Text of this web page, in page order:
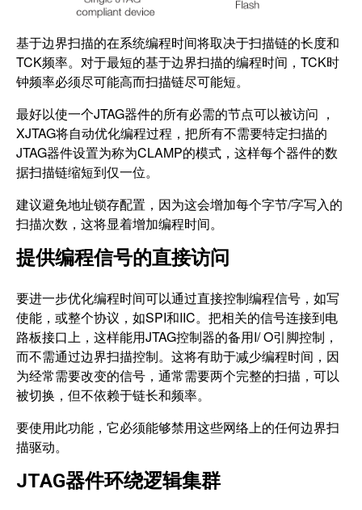
基于边界扫描的在系统编程时间将取决于扫描链的长度和
TCK频率。对于最短的基于边界扫描的编程时间，TCK时
钟频率必须尽可能高而扫描链尽可能短。
最好以使一个JTAG器件的所有必需的节点可以被访问 ，
XJTAG将自动优化编程过程，把所有不需要特定扫描的
JTAG器件设置为称为CLAMP的模式，这样每个器件的数
据扫描链缩短到仅一位。
建议避免地址锁存配置，因为这会增加每个字节/字写入的
扫描次数，这将显着增加编程时间。
提供编程信号的直接访问
要进一步优化编程时间可以通过直接控制编程信号，如写
使能，或整个协议，如SPI和IIC。把相关的信号连接到电
路板接口上，这样能用JTAG控制器的备用I/ O引脚控制，
而不需通过边界扫描控制。这将有助于减少编程时间，因
为经常需要改变的信号，通常需要两个完整的扫描，可以
被切换，但不依赖于链长和频率。
要使用此功能，它必须能够禁用这些网络上的任何边界扫
描驱动。
JTAG器件环绕逻辑集群